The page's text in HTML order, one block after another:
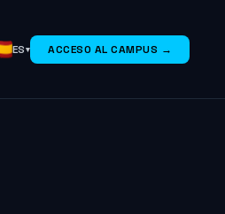
ES ACCESO AL CAMPUS →